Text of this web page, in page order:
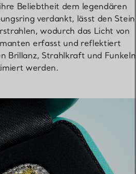
Beliebtheit dem legendären
verdankt, lässt den Stein
wodurch das Licht von
erfasst und reflektiert
Brillanz, Strahlkraft und Funkeln
werden.